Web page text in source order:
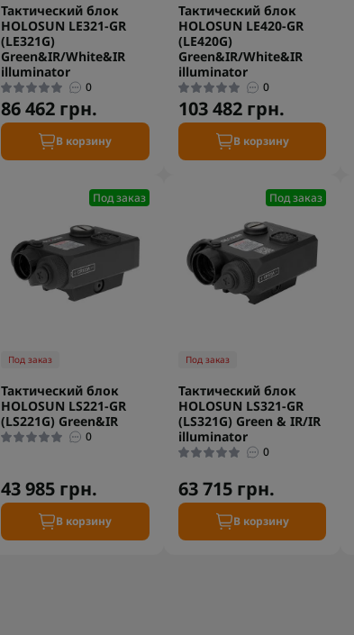
Тактический блок
HOLOSUN LE321-GR
(LE321G)
Green&IR/White&IR
illuminator
0
86 462 грн.
В корзину
Тактический блок
HOLOSUN LE420-GR
(LE420G)
Green&IR/White&IR
illuminator
0
103 482 грн.
В корзину
Под заказ
Под заказ
Тактический блок
HOLOSUN LS221-GR
(LS221G) Green&IR
0
43 985 грн.
В корзину
Под заказ
Под заказ
Тактический блок
HOLOSUN LS321-GR
(LS321G) Green & IR/IR
illuminator
0
63 715 грн.
В корзину